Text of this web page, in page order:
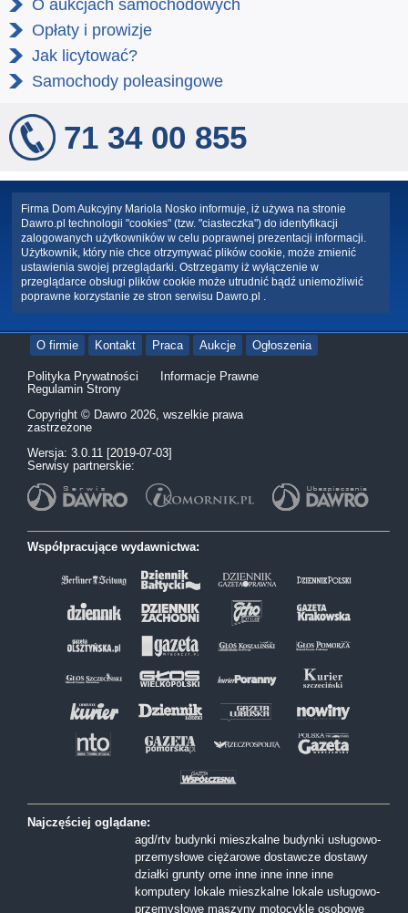
O aukcjach samochodowych
Opłaty i prowizje
Jak licytować?
Samochody poleasingowe
71 34 00 855
Firma Dom Aukcyjny Mariola Nosko informuje, iż używa na stronie
Dawro.pl technologii "cookies" (tzw. "ciasteczka") do identyfikacji
zalogowanych użytkowników w celu poprawnej prezentacji informacji.
Użytkownik, który nie chce otrzymywać plików cookie, może zmienić
ustawienia swojej przeglądarki. Ostrzegamy iż wyłączenie w
przeglądarce obsługi plików cookie może utrudnić bądź uniemożliwić
poprawne korzystanie ze stron serwisu Dawro.pl .
O firmie Kontakt Praca Aukcje Ogłoszenia
Polityka Prywatności
Informacje Prawne
Regulamin Strony
Copyright © Dawro 2026, wszelkie prawa
zastrzeżone
Wersja: 3.0.11 [2019-07-03]
Serwisy partnerskie:
Współpracujące wydawnictwa:
Najczęściej oglądane:
agd/rtv budynki mieszkalne budynki usługowo-
przemysłowe ciężarowe dostawcze dostawy
działki grunty orne inne inne inne inne
komputery lokale mieszkalne lokale usługowo-
przemysłowe maszyny motocykle osobowe